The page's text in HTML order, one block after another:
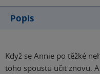
Popis
Když se Annie po těžké
toho spoustu učit znovu.